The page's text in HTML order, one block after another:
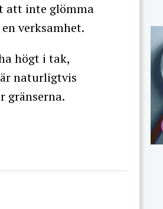
att inte glömma
verksamhet.
högt i tak,
naturligtvis
gränserna.